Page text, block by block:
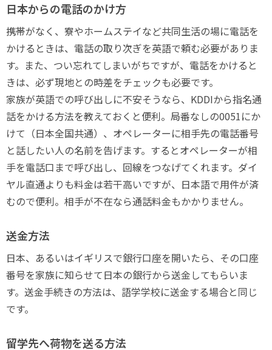
日本からの電話のかけ方
携帯がなく、寮やホームステイなど共同生活の場に電話を
かけるときは、電話の取り次ぎを英語で頼む必要がありま
す。また、つい忘れてしまいがちですが、電話をかけると
きは、必ず現地との時差をチェックも必要です。
家族が英語での呼び出しに不安そうなら、KDDIから指名通
話をかける方法を教えておくと便利。局番なしの0051にか
けて（日本全国共通）、オペレーターに相手先の電話番号
と話したい人の名前を告げます。するとオペレーターが相
手を電話口まで呼び出し、回線をつなげてくれます。ダイ
ヤル直通よりも料金は若干高いですが、日本語で用件が済
むので便利。相手が不在なら通話料金もかかりません。
送金方法
日本、あるいはイギリスで銀行口座を開いたら、その口座
番号を家族に知らせて日本の銀行から送金してもらいま
す。送金手続きの方法は、語学学校に送金する場合と同じ
です。
留学先へ荷物を送る方法